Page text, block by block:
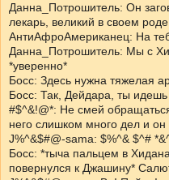
Данна_Потрошитель: Он
лекарь, великий в своем роде.
АнтиАфроАмериканец: На
Данна_Потрошитель: Мы с
*уверенно*
Босс: Здесь нужна тяжелая
Босс: Так, Дейдара, ты
#$^&!@*: Не смей
него слишком много дел и
J%^&$#@-sama: $%^& $^#
Босс: *тыча пальцем в
повернулся к Джашину*